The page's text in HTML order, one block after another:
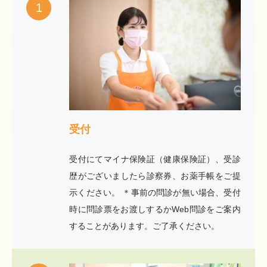
1
受付
受付にてマイナ保険証（健康保険証）、受診
歴がございましたら診察券、お薬手帳をご提
示ください。 ＊事前の問診が無い場合、受付
時に問診票をお渡しするかWeb問診をご案内
することがあります。ご了承ください。